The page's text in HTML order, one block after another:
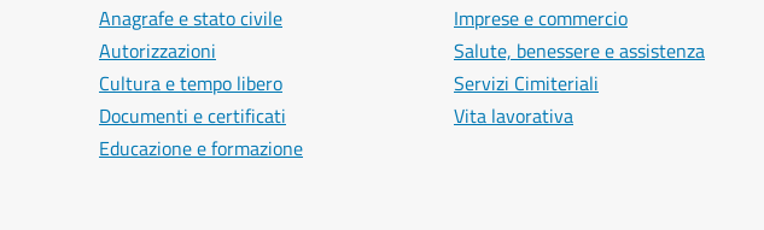
Anagrafe e stato civile
Autorizzazioni
Cultura e tempo libero
Documenti e certificati
Educazione e formazione
Imprese e commercio
Salute, benessere e assistenza
Servizi Cimiteriali
Vita lavorativa